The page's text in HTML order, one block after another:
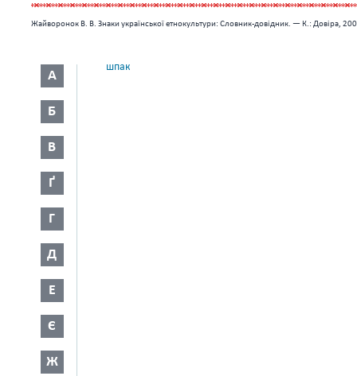
Жайворонок В. В. Знаки української етнокультури: Словник-довідник. — К.: Довіра,
А
Б
В
Ґ
Г
Д
Е
Є
Ж
шпак